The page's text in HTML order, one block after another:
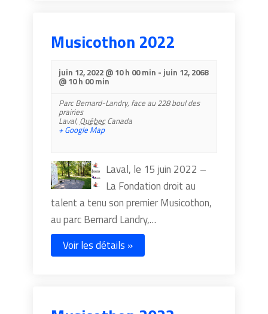
Musicothon 2022
juin 12, 2022 @ 10 h 00 min - juin 12, 2068
@ 10 h 00 min
Parc Bernard-Landry, face au 228 boul des
prairies
Laval, Québec Canada
+ Google Map
Laval, le 15 juin 2022 –
La Fondation droit au
talent a tenu son premier Musicothon,
au parc Bernard Landry,…
Voir les détails »